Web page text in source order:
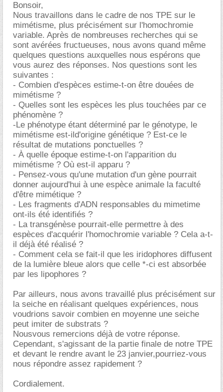
Bonsoir,
Nous travaillons dans le cadre de nos TPE sur le
mimétisme, plus précisément sur l'homochromie
variable. Après de nombreuses recherches qui se
sont avérées fructueuses, nous avons quand même
quelques questions auxquelles nous espérons que
vous aurez des réponses. Nos questions sont les
suivantes :
- Combien d'espèces estime-t-on être douées de
mimétisme ?
- Quelles sont les espèces les plus touchées par ce
phénomène ?
-Le phénotype étant déterminé par le génotype, le
mimétisme est-ild'origine génétique ? Est-ce le
résultat de mutations ponctuelles ?
- À quelle époque estime-t-on l'apparition du
mimétisme ? Où est-il apparu ?
- Pensez-vous qu'une mutation d'un gène pourrait
donner aujourd'hui à une espèce animale la faculté
d'être mimétique ?
- Les fragments d'ADN responsables du mimetime
ont-ils été identifiés ?
- La transgénèse pourrait-elle permettre à des
espèces d'acquérir l'homochromie variable ? Cela a-t-
il déjà été réalisé ?
- Comment cela se fait-il que les iridophores diffusent
de la lumière bleue alors que celle *-ci est absorbée
par les lipophores ?
Par ailleurs, nous avons travaillé plus précisément sur
la seiche en réalisant quelques expériences, nous
voudrions savoir combien en moyenne une seiche
peut imiter de substrats ?
Nousvous remercions déjà de votre réponse.
Cependant, s'agissant de la partie finale de notre TPE
et devant le rendre avant le 23 janvier,pourriez-vous
nous répondre assez rapidement ?
Cordialement.